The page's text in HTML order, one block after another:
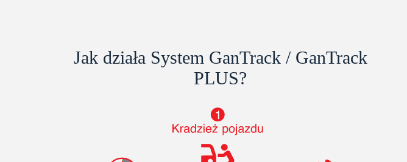
Jak działa System GanTrack / GanTrack
PLUS?